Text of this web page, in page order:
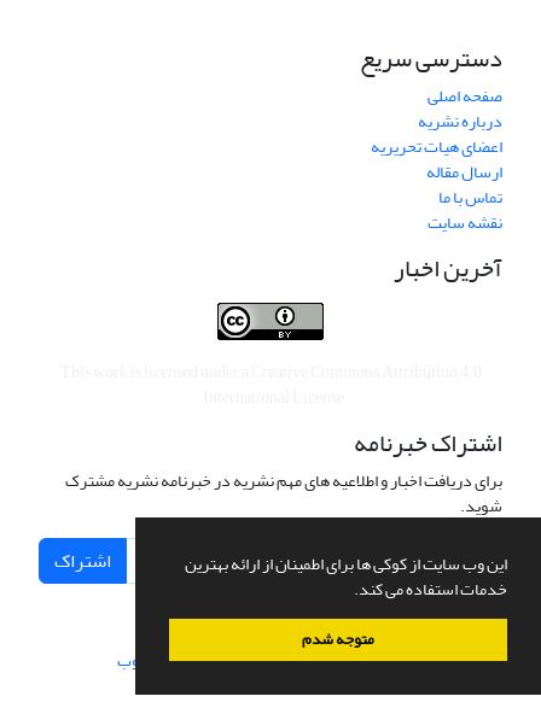
این وب سایت از کوکی ها برای اطمینان از ارائه بهترین
خدمات استفاده می کند.
متوجه شدم
دسترسی سریع
صفحه اصلی
درباره نشریه
اعضای هیات تحریریه
ارسال مقاله
تماس با ما
نقشه سایت
آخرین اخبار
اشتراک خبرنامه
برای دریافت اخبار و اطلاعیه های مهم نشریه در خبرنامه نشریه مشترک
شوید.
اشتراک
سامانه مدیریت نشریات علمی.طراحی و پیاده سازی از سیناوب